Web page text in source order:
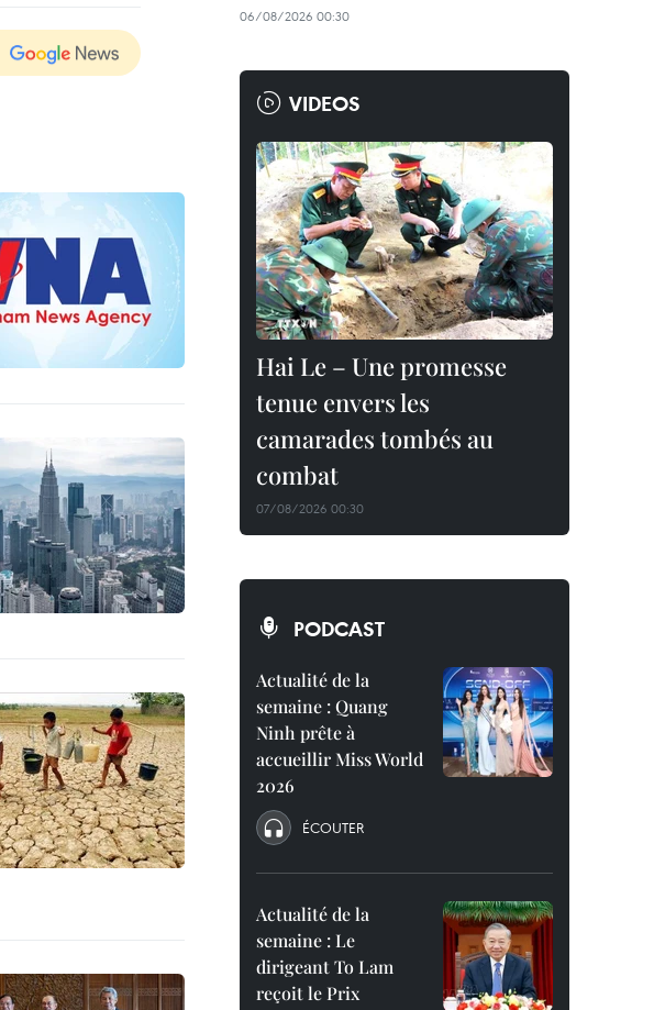
06/08/2026 00:30
VIDEOS
Hai Le – Une promesse
tenue envers les
camarades tombés au
combat
07/08/2026 00:30
PODCAST
Actualité de la
semaine : Quang
Ninh prête à
accueillir Miss World
2026
ÉCOUTER
Actualité de la
semaine : Le
dirigeant To Lam
reçoit le Prix